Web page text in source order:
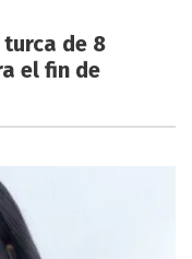
de 8
el fin de